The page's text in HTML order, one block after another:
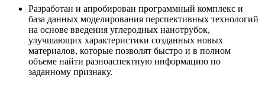
Разработан и апробирован программный комплекс и
база данных моделирования перспективных технологий
на основе введения углеродных нанотрубок,
улучшающих характеристики созданных новых
материалов, которые позволят быстро и в полном
объеме найти разноаспектную информацию по
заданному признаку.